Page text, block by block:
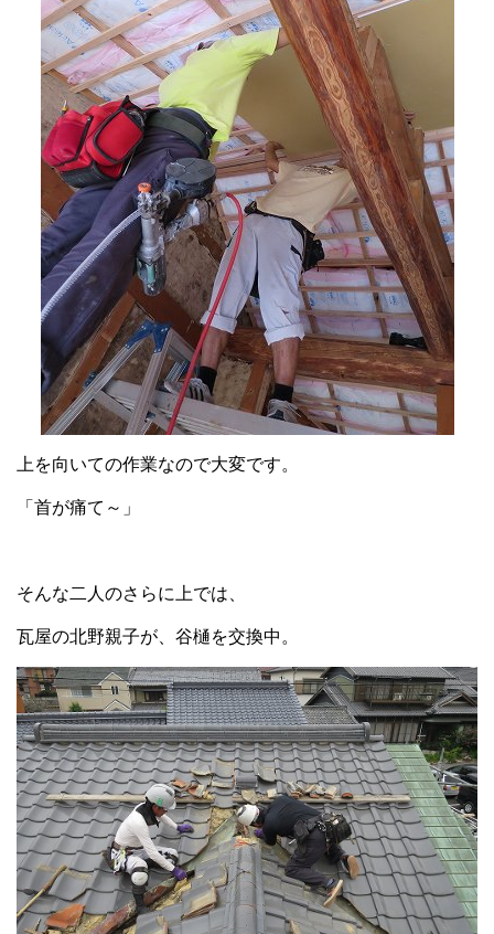
上を向いての作業なので大変です。
「首が痛て～」
そんな二人のさらに上では、
瓦屋の北野親子が、谷樋を交換中。